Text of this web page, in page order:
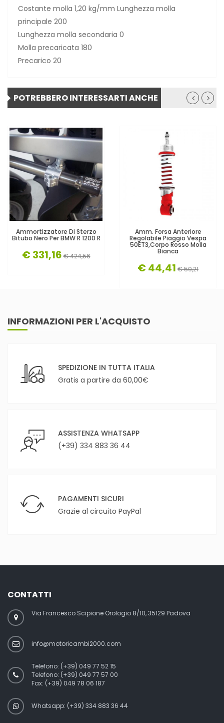
Costante molla 1,20 kg/mm Lunghezza molla
principale 200
Lunghezza molla secondaria 0
Molla precaricata 180
Precarico 20
POTREBBERO INTERESSARTI ANCHE
Ammortizzatore Di Sterzo
Bitubo Nero Per BMW R 1200 R
€ 331,16 € 424,56
Amm. Forsa Anteriore
Regolabile Piaggio Vespa
50ET3,corpo Rosso Molla
Bianca
€ 44,41 € 59,21
INFORMAZIONI PER L'ACQUISTO
SPEDIZIONE IN TUTTA ITALIA
Gratis a partire da 60,00€
ASSISTENZA WHATSAPP
(+39) 334 883 36 44
PAGAMENTI SICURI
Grazie al circuito PayPal
CONTATTI
Via Francesco Scipione Orologio 8/10, 35129 Padova
info@motoricambi2000.com
Telefono: (+39) 049 77 52 15
Telefono: (+39) 049 77 57 00
Fax: (+39) 049 78 06 187
Whatsapp: (+39) 334 883 36 44